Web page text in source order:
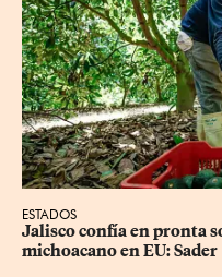
ESTADOS
Jalisco confía en pronta
michoacano en EU: Sader